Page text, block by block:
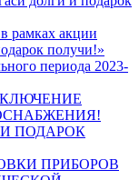
рамках акции
получи!»
периода 2023-
ПОДАРОК
ПРИБОРОВ